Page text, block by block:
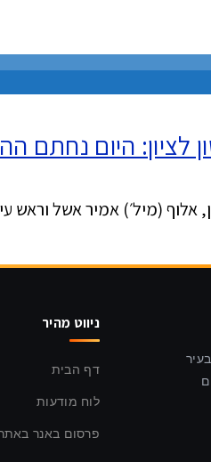
לפינוי מטווח 24 בין
(מיל׳) אמיר אשל וראש
ניווט מהיר
דף הבית
לוח מודעות
פרסום באנר